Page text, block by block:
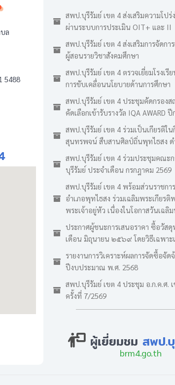
ล
5488
สพป.บุรีรัมย์ เขต 4 ส่งเสริมความโปร่
ผ่านระบบการประเมิน OIT+ และ II
สพป.บุรีรัมย์ เขต 4 ส่งเสริมการจัดกา
ผู้สอนรายวิชาสังคมศึกษา
สพป.บุรีรัมย์ เขต 4 ตรวจเยี่ยมโรงเรี
การขับเคลื่อนนโยบายด้านการศึกษา
สพป.บุรีรัมย์ เขต 4 ประชุมคัดกรองส
คัดเลือกเข้ารับรางวัล IQA AWARD
สพป.บุรีรัมย์ เขต 4 ร่วมเป็นเกียรติใ
สุนทรพจน์ สืบสานศิลป์ถิ่นพุทไธสง ด
สพป.บุรีรัมย์ เขต 4 ร่วมประชุมคณะก
บุรีรัมย์ ประจำเดือน กรกฎาคม 2569
สพป.บุรีรัมย์ เขต 4 พร้อมส่วนราชกา
อำเภอพุทไธสง ร่วมเฉลิมพระเกียรติ
พระเจ้าอยู่หัว เนื่องในโอกาสวันเฉลิ
ประกาศผู้ชนะการเสนอราคา ซื้อวัส
เดือน มิถุนายน ๒๕๖๙ โดยวิธีเฉพาะ
รายงานการวิเคราะห์ผลการจัดซื้อจัด
ปีงบประมาณ พ.ศ. 2568
สพป.บุรีรัมย์ เขต 4 ประชุม อ.ก.ค.ศ.
ครั้งที่ 7/2569
ผู้เยี่ยมชม สพป.
brm4.go.th